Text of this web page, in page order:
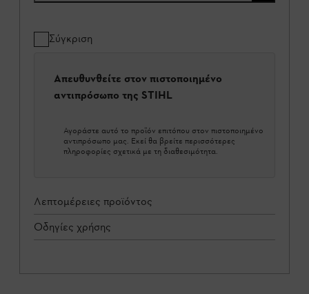
Σύγκριση
Απευθυνθείτε στον πιστοποιημένο
αντιπρόσωπο της STIHL
Αγοράστε αυτό το προϊόν επιτόπου στον πιστοποιημένο
αντιπρόσωπο μας. Εκεί θα βρείτε περισσότερες
πληροφορίες σχετικά με τη διαθεσιμότητα.
Λεπτομέρειες προϊόντος
Οδηγίες χρήσης